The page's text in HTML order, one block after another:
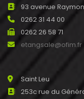
93 avenue
0262 31 44 00
0262 26 58 71
etangsale@ofim.fr
Saint Leu
253c rue du